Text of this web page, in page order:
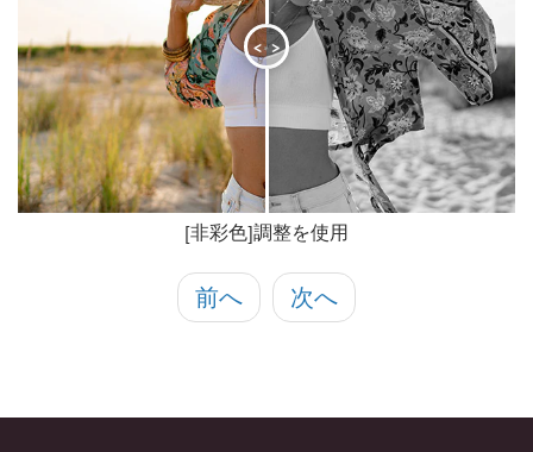
目の色を変更する方法
人物画の編集 : 眼鏡を除去
口紅の色を選択
古い写真の修復
< >
[非彩色]調整を使用
前へ 次へ